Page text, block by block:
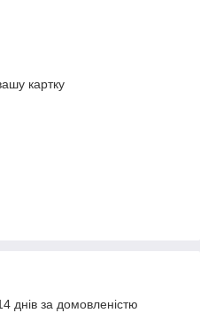
картку
днів за домовленістю